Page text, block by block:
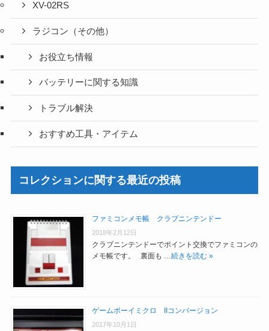
XV-02RS
ラジコン（その他）
お役立ち情報
バッテリーに関する知識
トラブル解決
おすすめ工具・アイテム
コレクションに関する最近の投稿
ファミコンメモ帳 クラブニンテンドー
2018年2月12日
クラブニンテンドーでポイント交換でファミコンの
メモ帳です。 裏面も … 続きを読む »
ゲームボーイミクロ IIコンバージョン
2017年10月1日